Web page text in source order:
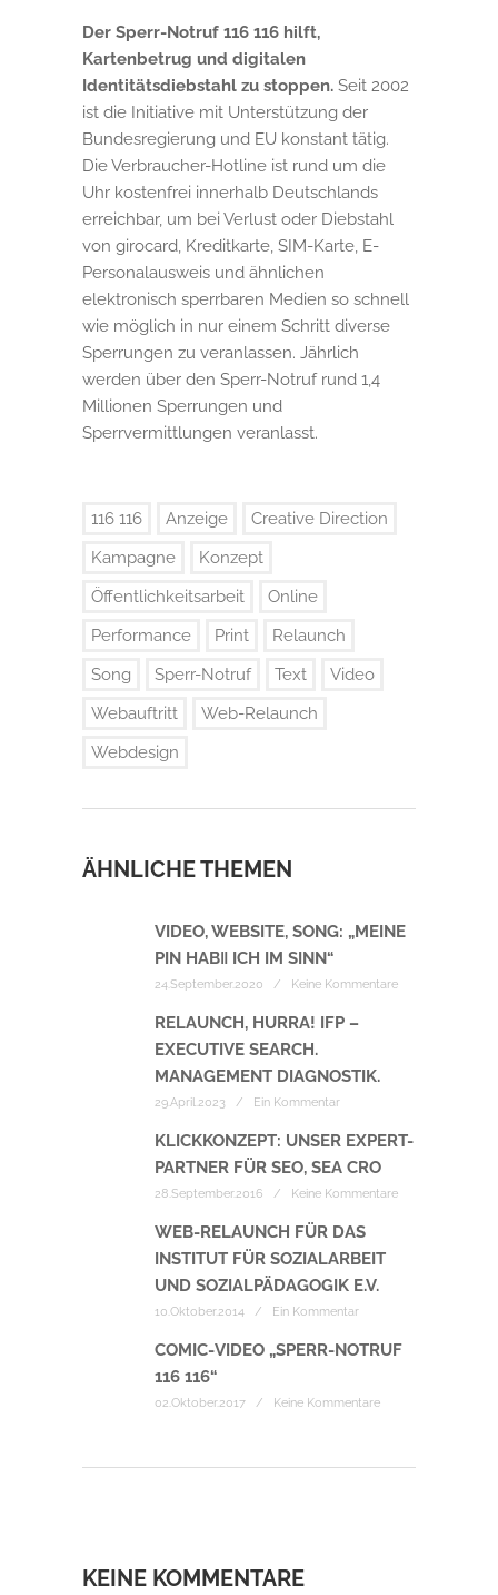
Der Sperr-Notruf 116 116 hilft,
Kartenbetrug und digitalen
Identitätsdiebstahl zu stoppen. Seit 2002
ist die Initiative mit Unterstützung der
Bundesregierung und EU konstant tätig.
Die Verbraucher-Hotline ist rund um die
Uhr kostenfrei innerhalb Deutschlands
erreichbar, um bei Verlust oder Diebstahl
von girocard, Kreditkarte, SIM-Karte, E-
Personalausweis und ähnlichen
elektronisch sperrbaren Medien so schnell
wie möglich in nur einem Schritt diverse
Sperrungen zu veranlassen. Jährlich
werden über den Sperr-Notruf rund 1,4
Millionen Sperrungen und
Sperrvermittlungen veranlasst.
116 116 Anzeige
Creative Direction
Kampagne
Konzept
Öffentlichkeitsarbeit
Online
Performance
Print
Relaunch
Song
Sperr-Notruf Text
Video
Webauftritt
Web-Relaunch
Webdesign
ÄHNLICHE THEMEN
VIDEO, WEBSITE, SONG: „MEINE
PIN HAB‖ ICH IM SINN“
24.September.2020 / Keine Kommentare
RELAUNCH, HURRA! IFP –
EXECUTIVE SEARCH.
MANAGEMENT DIAGNOSTIK.
29.April.2023 / Ein Kommentar
KLICKKONZEPT: UNSER EXPERT-
PARTNER FÜR SEO, SEA CRO
28.September.2016 / Keine Kommentare
WEB-RELAUNCH FÜR DAS
INSTITUT FÜR SOZIALARBEIT
UND SOZIALPÄDAGOGIK E.V.
10.Oktober.2014 / Ein Kommentar
COMIC-VIDEO „SPERR-NOTRUF
116 116“
02.Oktober.2017 / Keine Kommentare
KEINE KOMMENTARE